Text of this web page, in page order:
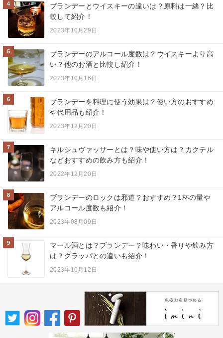
4
ブランデーとウイスキーの違いは？原料は一緒？比
較して紹介！
2023年10月29日
5
ブランデーのアルコール度数は？ウイスキーより高
い？他のお酒と比較し紹介！
2023年10月16日
6
ブランデーを料理に使う効果は？使い方のおすすめ
や代用品も紹介！
2023年12月20日
7
キルシュヴァッサーとは？味や使い方は？カクテル
などおすすめの飲み方も紹介！
2022年12月20日
8
ブランデーのロックは邪道？おすすめ？1杯の量や
アルコール度数も紹介！
2023年08月09日
9
マール酒とは？ブランデー？味わい・香りや飲み方
は？グラッパとの違いも紹介！
2023年10月12日